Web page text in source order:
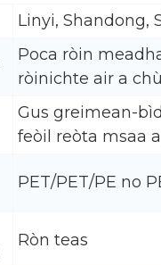
Linyi, Shandong,
Poca ròin
ròinichte air a
Gus greimean-
feòil reòta msaa
PET/PET/PE no
Ròn teas